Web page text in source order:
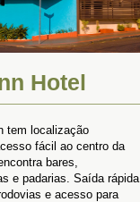
Hotel
tem localização
fácil ao centro da
bares,
e padarias. Saída rápida
e acesso para